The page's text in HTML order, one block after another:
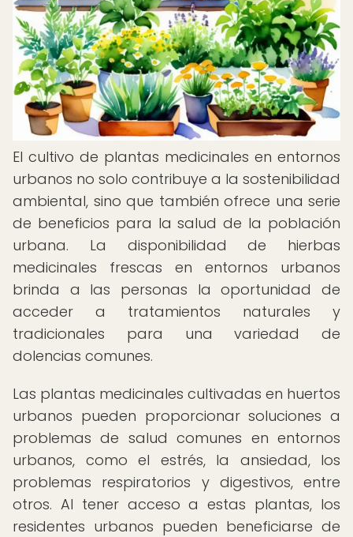
El cultivo de plantas medicinales en entornos
urbanos no solo contribuye a la sostenibilidad
ambiental, sino que también ofrece una serie
de beneficios para la salud de la población
urbana. La disponibilidad de hierbas
medicinales frescas en entornos urbanos
brinda a las personas la oportunidad de
acceder a tratamientos naturales y
tradicionales para una variedad de
dolencias comunes.
Las plantas medicinales cultivadas en huertos
urbanos pueden proporcionar soluciones a
problemas de salud comunes en entornos
urbanos, como el estrés, la ansiedad, los
problemas respiratorios y digestivos, entre
otros. Al tener acceso a estas plantas, los
residentes urbanos pueden beneficiarse de